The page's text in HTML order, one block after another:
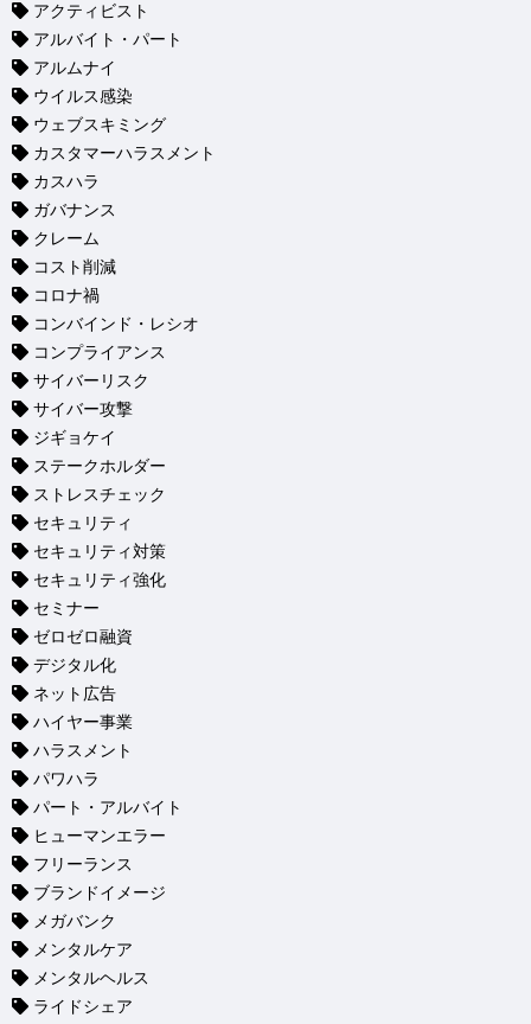
アクティビスト
アルバイト・パート
アルムナイ
ウイルス感染
ウェブスキミング
カスタマーハラスメント
カスハラ
ガバナンス
クレーム
コスト削減
コロナ禍
コンバインド・レシオ
コンプライアンス
サイバーリスク
サイバー攻撃
ジギョケイ
ステークホルダー
ストレスチェック
セキュリティ
セキュリティ対策
セキュリティ強化
セミナー
ゼロゼロ融資
デジタル化
ネット広告
ハイヤー事業
ハラスメント
パワハラ
パート・アルバイト
ヒューマンエラー
フリーランス
ブランドイメージ
メガバンク
メンタルケア
メンタルヘルス
ライドシェア